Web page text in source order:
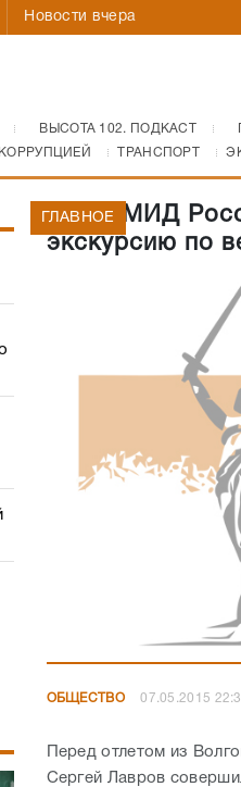
Новости вчера
ВЫСОТА 102. ПОДКАСТ
ТРАНСПОРТ
Глава МИД
экскурсию по
ГЛАВНОЕ
ОБЩЕСТВО 07.05.2015
Перед отлетом из
Сергей Лавров